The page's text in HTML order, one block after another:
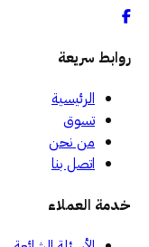
روابط سريعة
الرئيسية
تسوق
من نحن
اتصل بنا
خدمة العملاء